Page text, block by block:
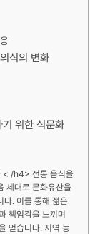
식의 변화
위한 식문화
< /h4> 전통 음식을
세대로 문화유산을
다. 이를 통해 젊은
책임감을 느끼며
얻습니다. 지역 농